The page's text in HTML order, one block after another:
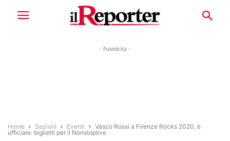
- Pubblicità -
Home Sezioni Eventi
Vasco Rossi a Firenze Rocks 2020, è
ufficiale: biglietti per il Nonstoplive